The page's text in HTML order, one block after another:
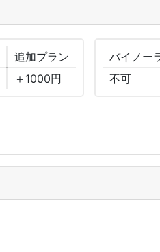
追加プラン
＋1000円
バイノー
不可